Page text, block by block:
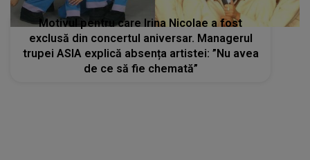
Motivul pentru care Irina Nicolae a fost
exclusă din concertul aniversar. Managerul
trupei ASIA explică absența artistei: ”Nu avea
de ce să fie chemată”